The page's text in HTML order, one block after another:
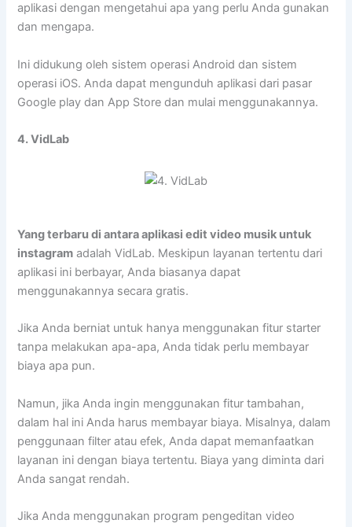
aplikasi dengan mengetahui apa yang perlu Anda gunakan
dan mengapa.
Ini didukung oleh sistem operasi Android dan sistem
operasi iOS. Anda dapat mengunduh aplikasi dari pasar
Google play dan App Store dan mulai menggunakannya.
4. VidLab
Yang terbaru di antara aplikasi edit video musik untuk
instagram adalah VidLab. Meskipun layanan tertentu dari
aplikasi ini berbayar, Anda biasanya dapat
menggunakannya secara gratis.
Jika Anda berniat untuk hanya menggunakan fitur starter
tanpa melakukan apa-apa, Anda tidak perlu membayar
biaya apa pun.
Namun, jika Anda ingin menggunakan fitur tambahan,
dalam hal ini Anda harus membayar biaya. Misalnya, dalam
penggunaan filter atau efek, Anda dapat memanfaatkan
layanan ini dengan biaya tertentu. Biaya yang diminta dari
Anda sangat rendah.
Jika Anda menggunakan program pengeditan video